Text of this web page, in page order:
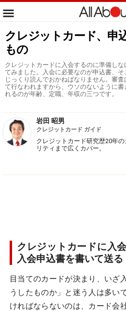
クレジットカード、申
もの
クレジットカードに入会するのに準備し
てみました。入会に必要なのが申込書、
じっくり読んでおかねばなりません。審
て行なわれますから、ウソのないように
れるのが年齢、定職、年収の三つです。
岩田 昭男
クレジットカード ガイド
クレジットカード研究歴20年
リティまで広くカバー。
クレジットカードに入
入会申込書を書いて送る
目当てのカードが決まり、いざ
うしたものか」と迷う人は多い
ければならないのは、カード会